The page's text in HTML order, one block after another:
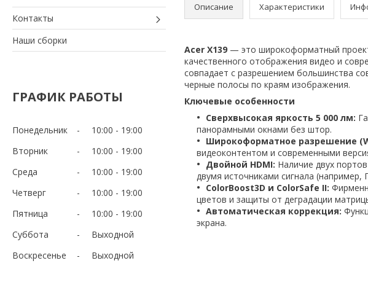
Контакты
Наши сборки
ГРАФИК РАБОТЫ
Понедельник 10:00
19:00
Вторник
10:00
19:00
Среда
10:00
19:00
Четверг
10:00
19:00
Пятница
10:00
19:00
Суббота
Выходной
Воскресенье
Выходной
Описание Характеристики
Acer X139 — это широкоформатный
качественного отображения видео и
совпадает с разрешением большинства
черные полосы по краям изображения.
Ключевые особенности
Сверхвысокая яркость 5 000 лм:
панорамными окнами без штор.
Широкоформатное разрешение
видеоконтентом и современными
Двойной HDMI: Наличие двух
двумя источниками сигнала
ColorBoost3D и ColorSafe II:
цветов и защиты от деградации
Автоматическая коррекция:
экрана.